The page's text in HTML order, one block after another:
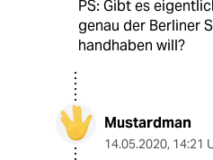
PS: Gibt es
genau der Berliner
handhaben will?
Mustardman
14.05.2020, 14:21